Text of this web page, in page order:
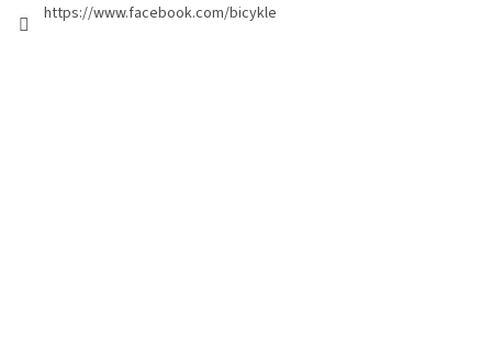
https://www.facebook.com/bicykle